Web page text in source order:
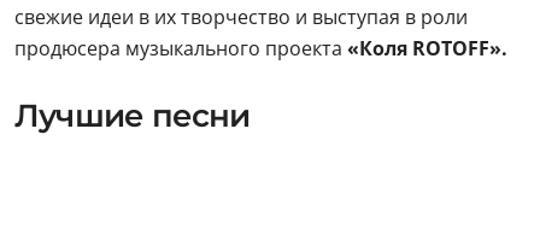
свежие идеи в их творчество и выступая в роли
продюсера музыкального проекта «Коля ROTOFF».
Лучшие песни